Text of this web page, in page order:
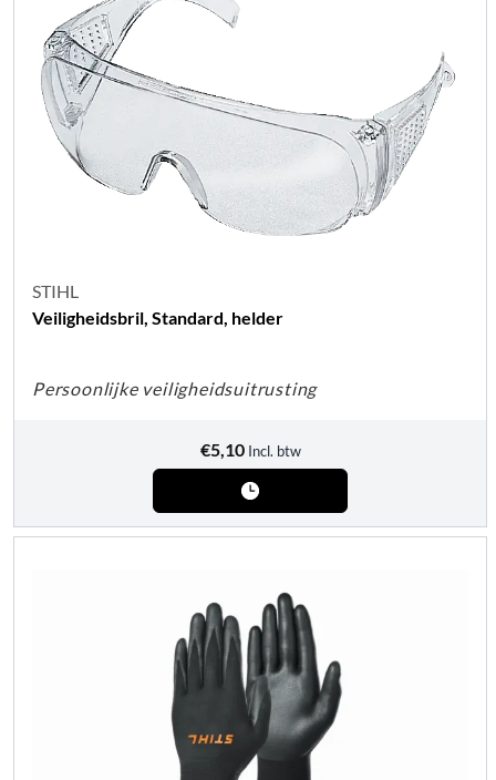
STIHL
Veiligheidsbril, Standard, helder
Persoonlijke veiligheidsuitrusting
€5,10 Incl. btw